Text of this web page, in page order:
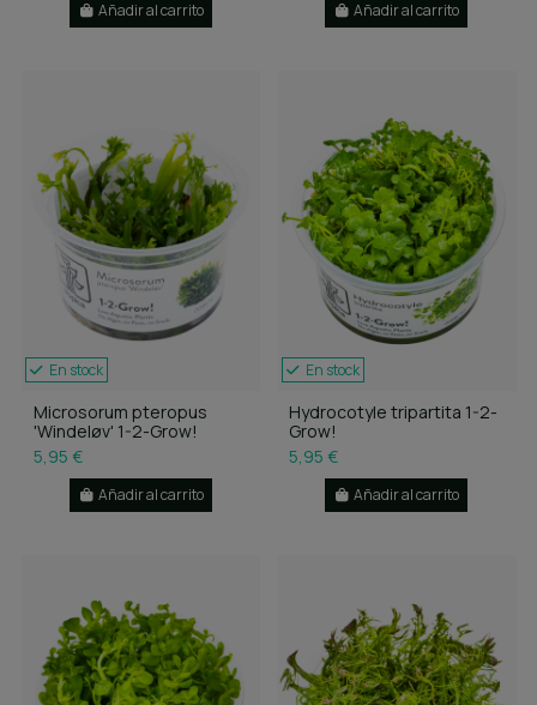
Añadir al carrito Añadir al carrito
En stock
Microsorum pteropus
'Windeløv' 1-2-Grow!
5,95 €
Añadir al carrito
En stock
Hydrocotyle tripartita 1-2-
Grow!
5,95 €
Añadir al carrito